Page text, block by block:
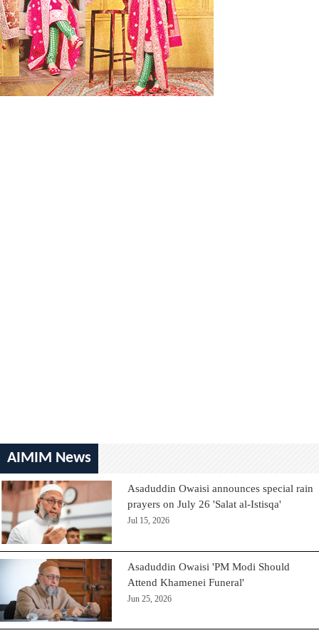
AIMIM News
Asaduddin Owaisi announces special rain
prayers on July 26 'Salat al-Istisqa'
Jul 15, 2026
Asaduddin Owaisi 'PM Modi Should
Attend Khamenei Funeral'
Jun 25, 2026